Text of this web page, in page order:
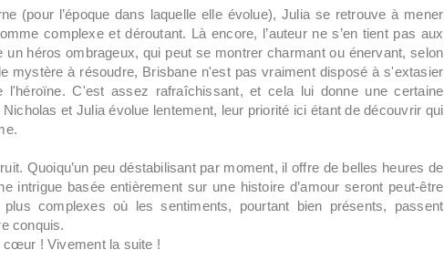
(pour l’époque dans laquelle elle évolue), Julia se retrouve à mener
complexe et déroutant. Là encore, l’auteur ne s’en tient pas aux
un héros ombrageux, qui peut se montrer charmant ou énervant, selon
mystère à résoudre, Brisbane n'est pas vraiment disposé à s'extasier
C'est assez rafraîchissant, et cela lui donne une certaine
et Julia évolue lentement, leur priorité ici étant de découvrir qui
Quoiqu’un peu déstabilisant par moment, il offre de belles heures de
intrigue basée entièrement sur une histoire d’amour seront peut-être
complexes où les sentiments, pourtant bien présents, passent
conquis.
cœur ! Vivement la suite !